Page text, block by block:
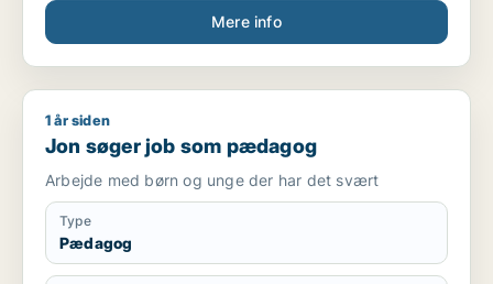
Kørekort kategori B
Mødestabil
Ansvarsbevidst
Hurtig til at lære nye arbejdsopgaver
Trives med fysisk arbejde
Kan arbejde selvstændigt og i teams
Sprog
Dansk – flydende
Mere info
Jon søger job som pædagog
1 år siden
Jon søger job som pædagog
Arbejde med børn og unge der har det svært
Type
Pædagog